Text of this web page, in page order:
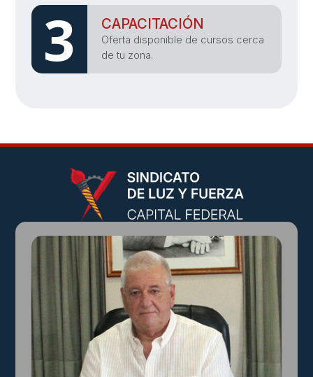
3 CAPACITACIÓN
Oferta disponible de cursos cerca
de tu zona.